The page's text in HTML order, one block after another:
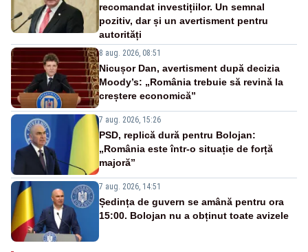
recomandat investițiilor. Un semnal
pozitiv, dar și un avertisment pentru
autorități
8 aug. 2026, 08:51
Nicușor Dan, avertisment după decizia
Moody’s: „România trebuie să revină la
creștere economică”
7 aug. 2026, 15:26
PSD, replică dură pentru Bolojan:
„România este într-o situație de forță
majoră”
7 aug. 2026, 14:51
Ședința de guvern se amână pentru ora
15:00. Bolojan nu a obținut toate avizele